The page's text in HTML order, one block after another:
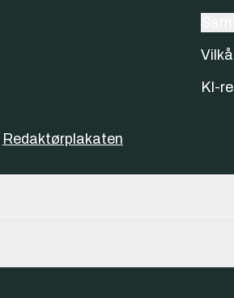
KI-
Redaktørplakaten